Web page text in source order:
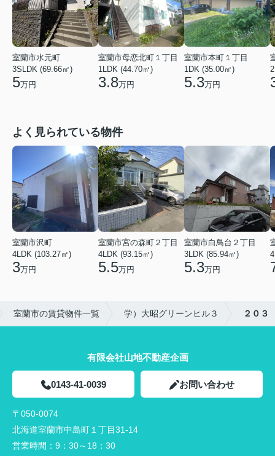
室蘭市水元町
3SLDK (69.66㎡)
5万円
室蘭市母恋北町１丁目
1LDK (44.70㎡)
3.8万円
室蘭市本町１丁目
1DK (35.00㎡)
5.3万円
よく見られている物件
室蘭市沢町
4LDK (103.27㎡)
3万円
室蘭市宮の森町２丁目
4LDK (93.15㎡)
5.5万円
室蘭市白鳥台２丁目
3LDK (85.94㎡)
5.3万円
室蘭市の賃貸物件一覧 学）大昭グリーンヒル３ ２０３
有限会社山地不動産企画
0143-41-0039 お問い合わせ
〒050-0074
北海道室蘭市中島町１丁目31-14
営業時間： 9：30～18：30